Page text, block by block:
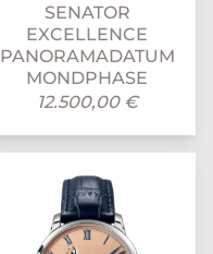
SENATOR
EXCELLENCE
PANORAMADATUM
MONDPHASE
12.500,00 €